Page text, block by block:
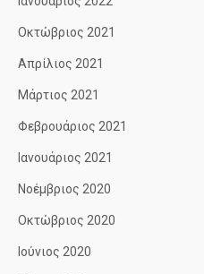
Οκτώβριος 2021
Απρίλιος 2021
Μάρτιος 2021
Φεβρουάριος 2021
Ιανουάριος 2021
Νοέμβριος 2020
Οκτώβριος 2020
Ιούνιος 2020